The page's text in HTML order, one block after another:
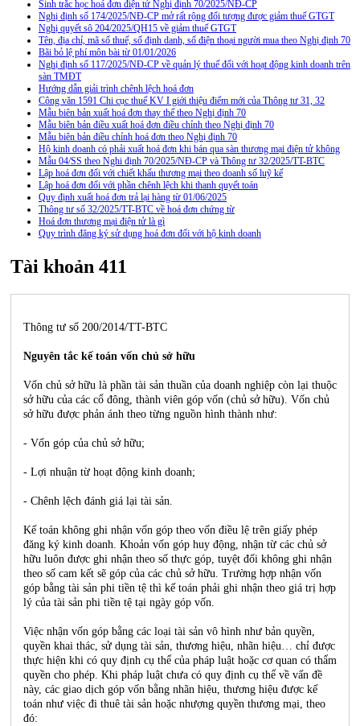
Sinh trắc học hoá đơn điện tử Nghị định 70/2025/NĐ-CP
Nghị định số 174/2025/NĐ-CP mở rất rộng đối tượng được giảm thuế GTGT
Nghị quyết sô 204/2025/QH15 về giảm thuế GTGT
Tên, địa chỉ, mã số thuế, số định danh, số điện thoại người mua theo Nghị định 70
Bãi bỏ lệ phí môn bài từ 01/01/2026
Nghị định số 117/2025/NĐ-CP về quản lý thuế đối với hoạt động kinh doanh trên
sàn TMĐT
Hướng dẫn giải trình chênh lệch hoá đơn
Công văn 1591 Chi cục thuế KV I giới thiệu điểm mới của Thông tư 31, 32
Mẫu biên bản xuất hoá đơn thay thế theo Nghị định 70
Mẫu biên bản điều xuất hoá đơn điều chỉnh theo Nghị định 70
Mẫu biên bản điều chỉnh hoá đơn theo Nghị định 70
Hộ kinh doanh có phải xuất hoá đơn khi bán qua sàn thương mại điện tử không
Mẫu 04/SS theo Nghi định 70/2025/NĐ-CP và Thông tư 32/2025/TT-BTC
Lập hoá đơn đối với chiết khấu thương mại theo doanh số luỹ kế
Lập hoá đơn đối với phần chênh lệch khi thanh quyết toán
Quy định xuất hoá đơn trả lại hàng từ 01/06/2025
Thông tư số 32/2025/TT-BTC về hoá đơn chứng từ
Hoá đơn thương mại điện tử là gì
Quy trình đăng ký sử dụng hoá đơn đối với hộ kinh doanh
Tài khoản 411
Thông tư số 200/2014/TT-BTC
Nguyên tắc kế toán vốn chủ sở hữu
Vốn chủ sở hữu là phần tài sản thuần của doanh nghiệp còn lại thuộc
sở hữu của các cổ đông, thành viên góp vốn (chủ sở hữu). Vốn chủ
sở hữu được phản ánh theo từng nguồn hình thành như:
- Vốn góp của chủ sở hữu;
- Lợi nhuận từ hoạt động kinh doanh;
- Chênh lệch đánh giá lại tài sản.
Kế toán không ghi nhận vốn góp theo vốn điều lệ trên giấy phép
đăng ký kinh doanh. Khoản vốn góp huy động, nhận từ các chủ sở
hữu luôn được ghi nhận theo số thực góp, tuyệt đối không ghi nhận
theo số cam kết sẽ góp của các chủ sở hữu. Trường hợp nhận vốn
góp bằng tài sản phi tiền tệ thì kế toán phải ghi nhận theo giá trị hợp
lý của tài sản phi tiền tệ tại ngày góp vốn.
Việc nhận vốn góp bằng các loại tài sản vô hình như bản quyền,
quyền khai thác, sử dụng tài sản, thương hiệu, nhãn hiệu… chỉ được
thực hiện khi có quy định cụ thể của pháp luật hoặc cơ quan có thẩm
quyền cho phép. Khi pháp luật chưa có quy định cụ thể về vấn đề
này, các giao dịch góp vốn bằng nhãn hiệu, thương hiệu được kế
toán như việc đi thuê tài sản hoặc nhượng quyền thương mại, theo
đó: